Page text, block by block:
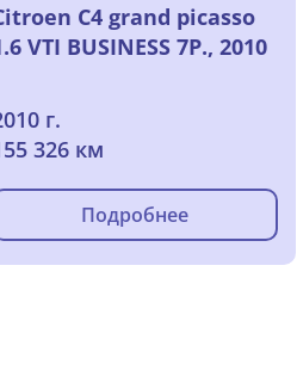
C4 grand picasso
VTI BUSINESS 7P., 2010
г.
326 км
Подробнее